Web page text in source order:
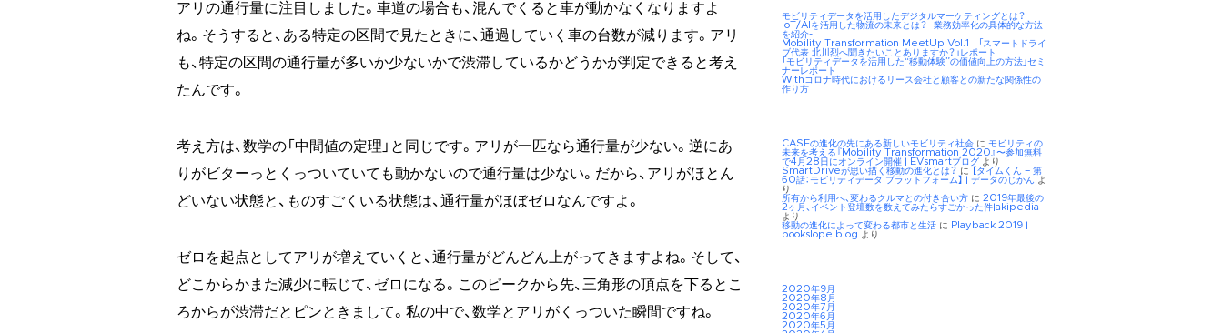
アリの通行量に注目しました。車道の場合も、混んでくると車が動かなくなりますよ
ね。そうすると、ある特定の区間で見たときに、通過していく車の台数が減ります。アリ
も、特定の区間の通行量が多いか少ないかで渋滞しているかどうかが判定できると考え
たんです。
考え方は、数学の「中間値の定理」と同じです。アリが一匹なら通行量が少ない。逆にあ
りがビターっとくっついていても動かないので通行量は少ない。だから、アリがほとん
どいない状態と、ものすごくいる状態は、通行量がほぼゼロなんですよ。
ゼロを起点としてアリが増えていくと、通行量がどんどん上がってきますよね。そして、
どこからかまた減少に転じて、ゼロになる。このピークから先、三角形の頂点を下るとこ
ろからが渋滞だとピンときまして。私の中で、数学とアリがくっついた瞬間ですね。
モビリティデータを活用したデジタルマーケティングとは？
IoT/AIを活用した物流の未来とは？ -業務効率化の具体的な方法
を紹介-
Mobility Transformation MeetUp Vol.1 「スマートドライ
ブ代表 北川烈へ聞きたいことありますか？」レポート
「モビリティデータを活用した“移動体験”の価値向上の方法」セミ
ナーレポート
Withコロナ時代におけるリース会社と顧客との新たな関係性の
作り方
CASEの進化の先にある新しいモビリティ社会 に モビリティの
未来を考える『Mobility Transformation 2020』〜参加無料
で4月28日にオンライン開催 | EVsmartブログ より
SmartDriveが思い描く移動の進化とは？ に
【タイムくん – 第
60話：モビリティデータ プラットフォーム】 | データのじかん よ
り
所有から利用へ、変わるクルマとの付き合い方 に 2019年最後の
2ヶ月、イベント登壇数を数えてみたらすごかった件|akipedia
より
移動の進化によって変わる都市と生活 に Playback 2019 |
bookslope blog より
2020年9月
2020年8月
2020年7月
2020年6月
2020年5月